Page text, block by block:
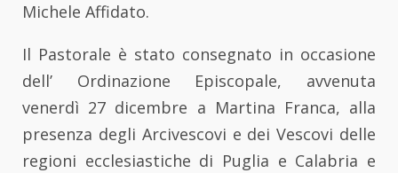
Michele Affidato.
Il Pastorale è stato consegnato in occasione
dell’ Ordinazione Episcopale, avvenuta
venerdì 27 dicembre a Martina Franca, alla
presenza degli Arcivescovi e dei Vescovi delle
regioni ecclesiastiche di Puglia e Calabria e